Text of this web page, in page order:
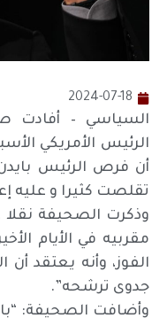
2024-07-18
السياسي – أفادت
الرئيس الأمريكي
أن فرص الرئيس
تقلصت كثيرا و عليه
وذكرت الصحيفة نقلا
مقربيه في الأيام
الفوز، وأنه يعتقد
جدوى ترشحه”.
وأضافت الصحيفة: